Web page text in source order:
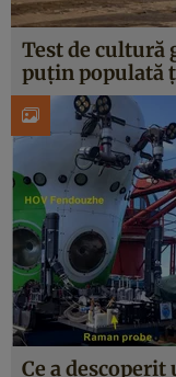
Test de cultură
puțin populată
Ce a